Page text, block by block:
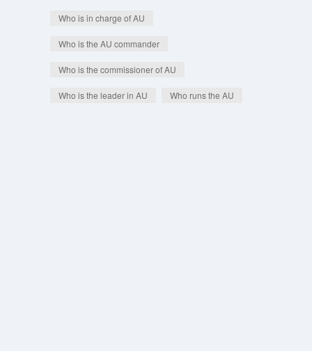
Who is in charge of AU
Who is the AU commander
Who is the commissioner of AU
Who is the leader in AU Who runs the AU